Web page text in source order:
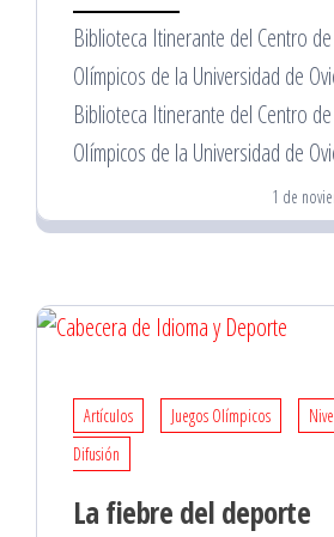
Biblioteca Itinerante del Centro
Olímpicos de la Universidad de
Biblioteca Itinerante del Centro
Olímpicos de la Universidad de
1 de
Artículos Juegos Olímpicos
Difusión
La fiebre del deporte